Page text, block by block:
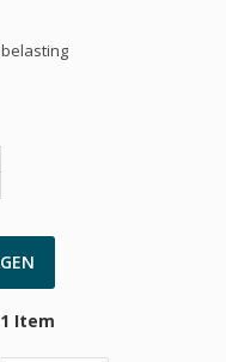
1 Item